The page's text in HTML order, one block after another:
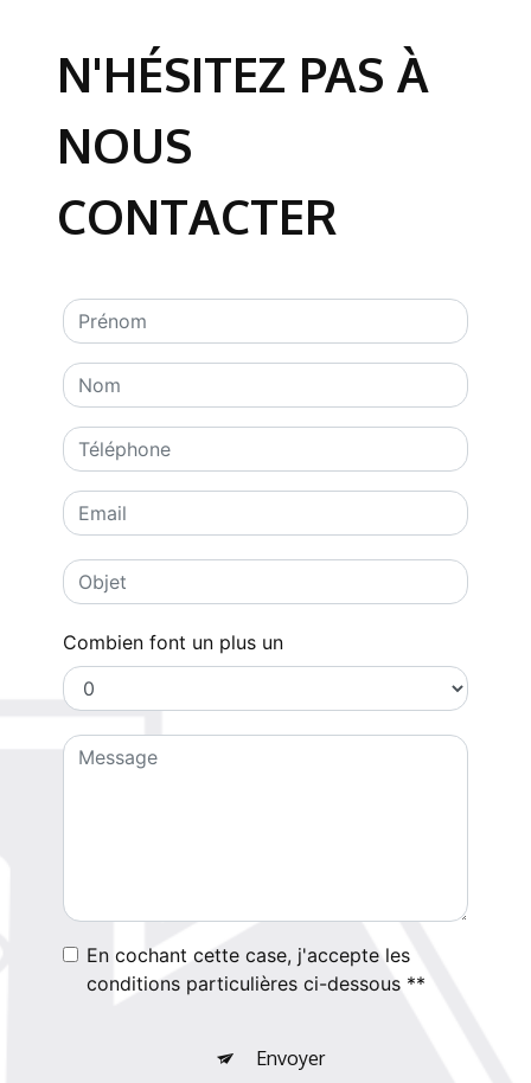
N'HÉSITEZ PAS À
NOUS
CONTACTER
Combien font un plus un
En cochant cette case, j'accepte les
conditions particulières ci-dessous **
Envoyer